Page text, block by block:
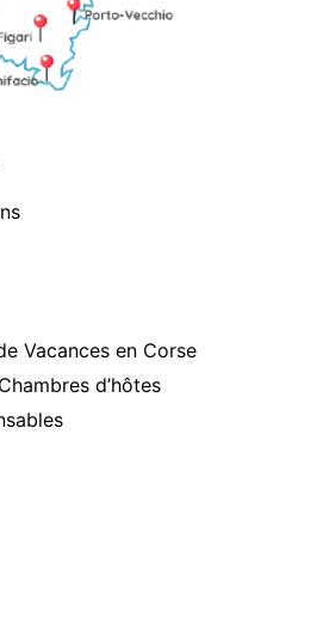
Vacances en Corse
d’hôtes